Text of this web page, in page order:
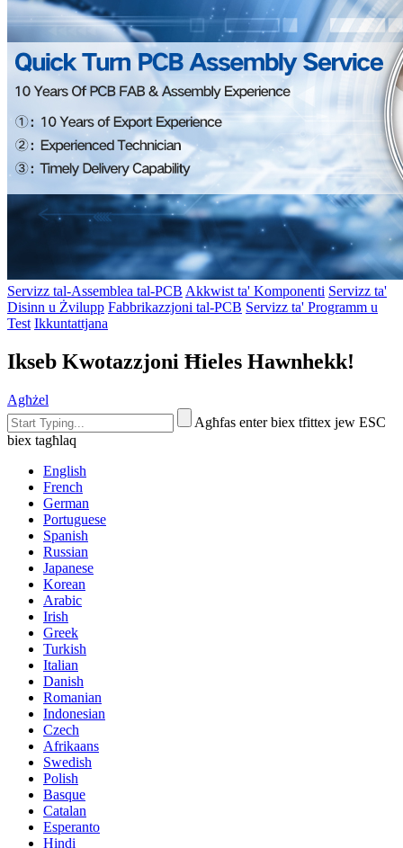
Servizz tal-Assemblea tal-PCB Akkwist ta' Komponenti Servizz ta'
Disinn u Żvilupp Fabbrikazzjoni tal-PCB Servizz ta' Programm u
Test Ikkuntattjana
Ikseb Kwotazzjoni Ħieles Hawnhekk!
Agħżel
Agħfas enter biex tfittex jew ESC
biex tagħlaq
English
French
German
Portuguese
Spanish
Russian
Japanese
Korean
Arabic
Irish
Greek
Turkish
Italian
Danish
Romanian
Indonesian
Czech
Afrikaans
Swedish
Polish
Basque
Catalan
Esperanto
Hindi